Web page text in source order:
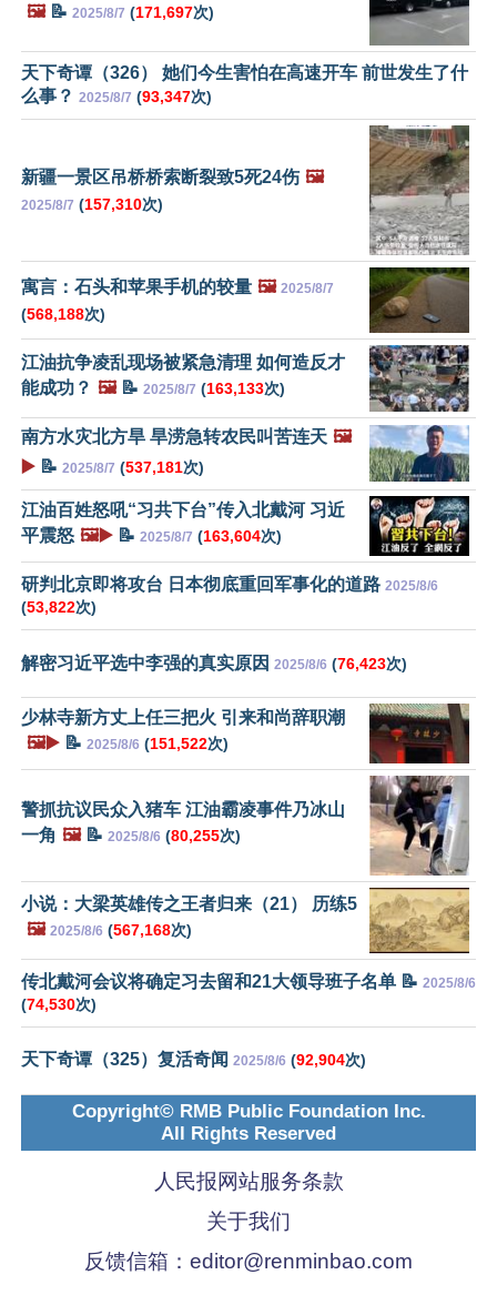
🖼️📝 2025/8/7 (171,697次)
天下奇谭（326） 她们今生害怕在高速开车 前世发生了什
么事？ 2025/8/7 (93,347次)
新疆一景区吊桥桥索断裂致5死24伤 🖼️
2025/8/7 (157,310次)
寓言：石头和苹果手机的较量 🖼️ 2025/8/7
(568,188次)
江油抗争凌乱现场被紧急清理 如何造反才
能成功？ 🖼️📝 2025/8/7 (163,133次)
南方水灾北方旱 旱涝急转农民叫苦连天 🖼️
▶️ 📝 2025/8/7 (537,181次)
江油百姓怒吼“习共下台”传入北戴河 习近
平震怒 🖼️▶️ 📝 2025/8/7 (163,604次)
研判北京即将攻台 日本彻底重回军事化的道路 2025/8/6
(53,822次)
解密习近平选中李强的真实原因 2025/8/6 (76,423次)
少林寺新方丈上任三把火 引来和尚辞职潮
🖼️▶️ 📝 2025/8/6 (151,522次)
警抓抗议民众入猪车 江油霸凌事件乃冰山
一角 🖼️📝 2025/8/6 (80,255次)
小说：大梁英雄传之王者归来（21） 历练5
🖼️ 2025/8/6 (567,168次)
传北戴河会议将确定习去留和21大领导班子名单 📝 2025/8/6
(74,530次)
天下奇谭（325）复活奇闻 2025/8/6 (92,904次)
Copyright© RMB Public Foundation Inc.
All Rights Reserved
人民报网站服务条款
关于我们
反馈信箱： editor@renminbao.com